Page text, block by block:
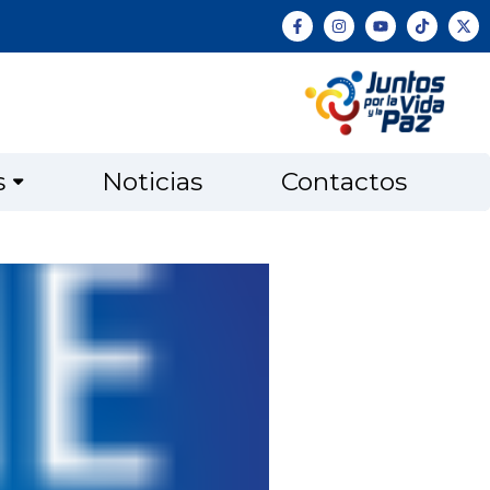
Noticias Contactos